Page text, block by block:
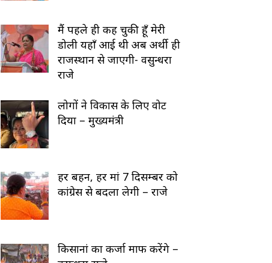
मैं पहले ही कह चुकी हूँ मेरी
डोली यहाँ आई थी अब अर्थी ही
राजस्थान से जाएगी- वसुन्धरा
राजे
लोगों ने विकास के लिए वोट
दिया – मुख्यमंत्री
हर बहन, हर मां 7 दिसम्बर को
कांग्रेस से बदला लेगी – राजे
किसानां का कर्जा माफ करेंगे –